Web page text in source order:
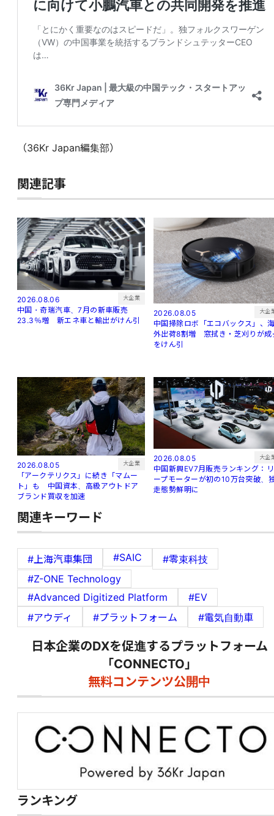
（36Kr Japan編集部）
関連記事
2026.08.06 大企業
中国・奇瑞汽車、7月の新車販売
23.3％増 新エネ車と輸出がけん引
2026.08.05 大企
中国掃除ロボ「エコバックス」、
外出荷8割増 窓拭き・芝刈りが成
をけん引
2026.08.05 大企業
「アークテリクス」に続き「マムー
ト」も 中国資本、高級アウトドア
ブランド買収を加速
2026.08.05 大企
中国新興EV7月販売ランキング：リ
ープモーターが初の10万台突破、
走態勢鮮明に
関連キーワード
#上海汽車集団 #SAIC
#零束科技
#Z-ONE Technology
#Advanced Digitized Platform
#EV
#アウディ
#プラットフォーム #電気自動車
日本企業のDXを促進するプラットフォーム
「CONNECTO」
無料コンテンツ公開中
ランキング